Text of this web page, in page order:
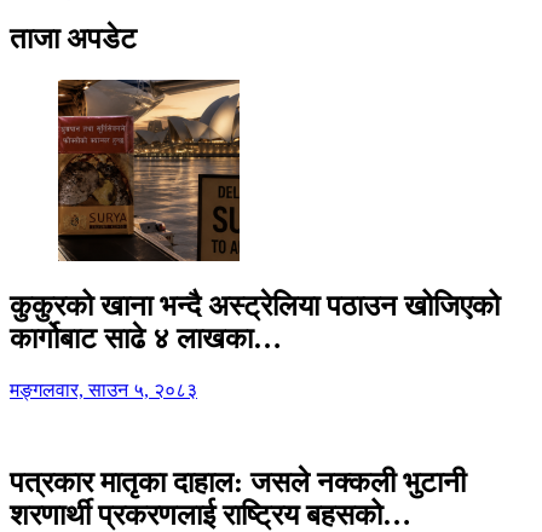
ताजा अपडेट
कुकुरको खाना भन्दै अस्ट्रेलिया पठाउन खोजिएको
कार्गोबाट साढे ४ लाखका…
मङ्गलवार, साउन ५, २०८३
पत्रकार मातृका दाहाल: जसले नक्कली भुटानी
शरणार्थी प्रकरणलाई राष्ट्रिय बहसको…